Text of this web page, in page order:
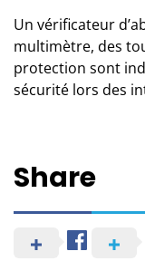
Un vérificateur
multimètre, des
protection sont
sécurité lors des
Share